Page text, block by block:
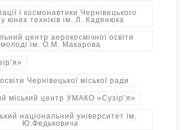
і космонавтики Чернівецького
юних техніків ім. Л. Каденюка
центр аерокосмічної освіти
молоді ім. О.М. Макарова
Чернівецької міської ради
міський центр УМАКО «Сузір’я»
національний університет ім.
Ю.Федьковича